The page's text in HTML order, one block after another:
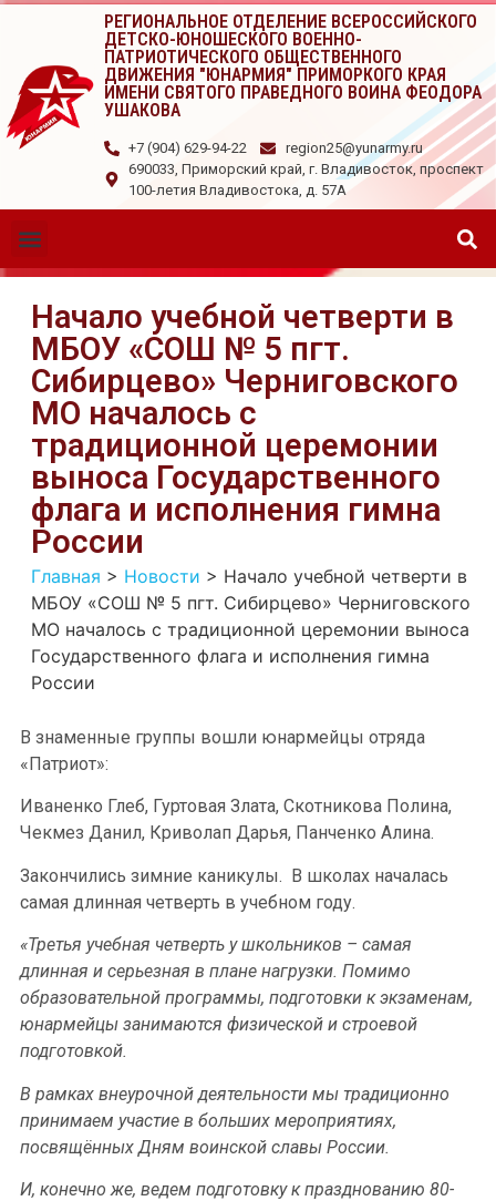
РЕГИОНАЛЬНОЕ ОТДЕЛЕНИЕ ВСЕРОССИЙСКОГО
ДЕТСКО-ЮНОШЕСКОГО ВОЕННО-
ПАТРИОТИЧЕСКОГО ОБЩЕСТВЕННОГО
ДВИЖЕНИЯ "ЮНАРМИЯ" ПРИМОРКОГО КРАЯ
ИМЕНИ СВЯТОГО ПРАВЕДНОГО ВОИНА ФЕОДОРА
УШАКОВА
+7 (904) 629-94-22
region25@yunarmy.ru
690033, Приморский край, г. Владивосток, проспект
100-летия Владивостока, д. 57А
Начало учебной четверти в
МБОУ «СОШ № 5 пгт.
Сибирцево» Черниговского
МО началось с
традиционной церемонии
выноса Государственного
флага и исполнения гимна
России
Главная > Новости > Начало учебной четверти в
МБОУ «СОШ № 5 пгт. Сибирцево» Черниговского
МО началось с традиционной церемонии выноса
Государственного флага и исполнения гимна
России
В знаменные группы вошли юнармейцы отряда
«Патриот»:
Иваненко Глеб, Гуртовая Злата, Скотникова Полина,
Чекмез Данил, Криволап Дарья, Панченко Алина.
Закончились зимние каникулы. В школах началась
самая длинная четверть в учебном году.
«Третья учебная четверть у школьников – самая
длинная и серьезная в плане нагрузки. Помимо
образовательной программы, подготовки к экзаменам,
юнармейцы занимаются физической и строевой
подготовкой.
В рамках внеурочной деятельности мы традиционно
принимаем участие в больших мероприятиях,
посвящённых Дням воинской славы России.
И, конечно же, ведем подготовку к празднованию 80-